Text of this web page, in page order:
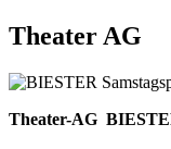
Theater AG
Theater-AG